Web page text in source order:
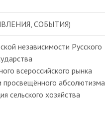
СОБЫТИЯ)
независимости Русского
всероссийского рынка
просвещённого абсолютизма
сельского хозяйства